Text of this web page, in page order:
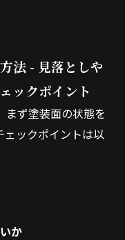
法 - 見落としや
ックポイント
まず塗装面の状態を
ェックポイントは以
か